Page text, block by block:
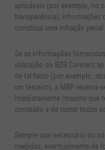
aplicáveis (por exemplo, no
transparência); informações
constitua uma infração
Se as informações
utilização do B2B Connect
de tal facto (por exemplo,
um terceiro), a MBP reserva-
imediatamente (mesmo que
conteúdo e de tomar todas
Sempre que necessário ou
medidas, eventualmente de